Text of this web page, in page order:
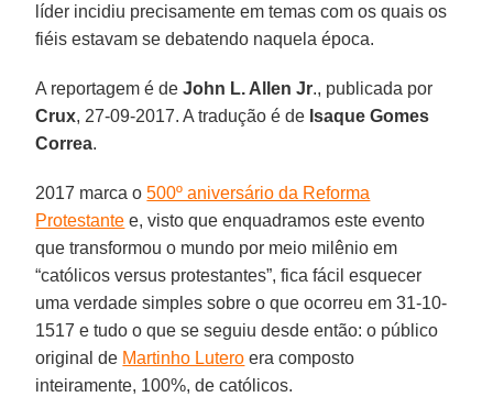
líder incidiu precisamente em temas com os quais os
fiéis estavam se debatendo naquela época.
A reportagem é deJohn L. Allen Jr., publicada por
Crux, 27-09-2017. A tradução é de Isaque Gomes
Correa.
2017 marca o500º aniversário da Reforma
Protestante e, visto que enquadramos este evento
que transformou o mundo por meio milênio em
“católicos versus protestantes”, fica fácil esquecer
uma verdade simples sobre o que ocorreu em 31-10-
1517 e tudo o que se seguiu desde então: o público
original de Martinho Lutero era composto
inteiramente, 100%, de católicos.